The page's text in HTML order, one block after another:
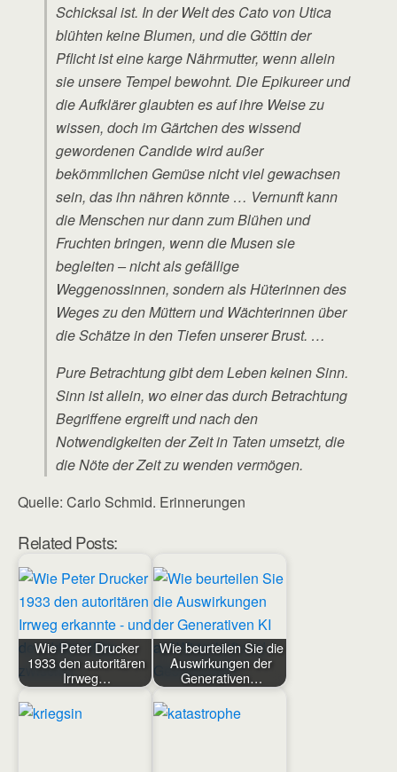
Schicksal ist. In der Welt des Cato von Utica
blühten keine Blumen, und die Göttin der
Pflicht ist eine karge Nährmutter, wenn allein
sie unsere Tempel bewohnt. Die Epikureer und
die Aufklärer glaubten es auf ihre Weise zu
wissen, doch im Gärtchen des wissend
gewordenen Candide wird außer
bekömmlichen Gemüse nicht viel gewachsen
sein, das ihn nähren könnte … Vernunft kann
die Menschen nur dann zum Blühen und
Fruchten bringen, wenn die Musen sie
begleiten – nicht als gefällige
Weggenossinnen, sondern als Hüterinnen des
Weges zu den Müttern und Wächterinnen über
die Schätze in den Tiefen unserer Brust. …
Pure Betrachtung gibt dem Leben keinen Sinn.
Sinn ist allein, wo einer das durch Betrachtung
Begriffene ergreift und nach den
Notwendigkeiten der Zeit in Taten umsetzt, die
die Nöte der Zeit zu wenden vermögen.
Quelle: Carlo Schmid. Erinnerungen
Related Posts:
Wie Peter Drucker
1933 den autoritären
Irrweg…
Wie beurteilen Sie die
Auswirkungen der
Generativen…